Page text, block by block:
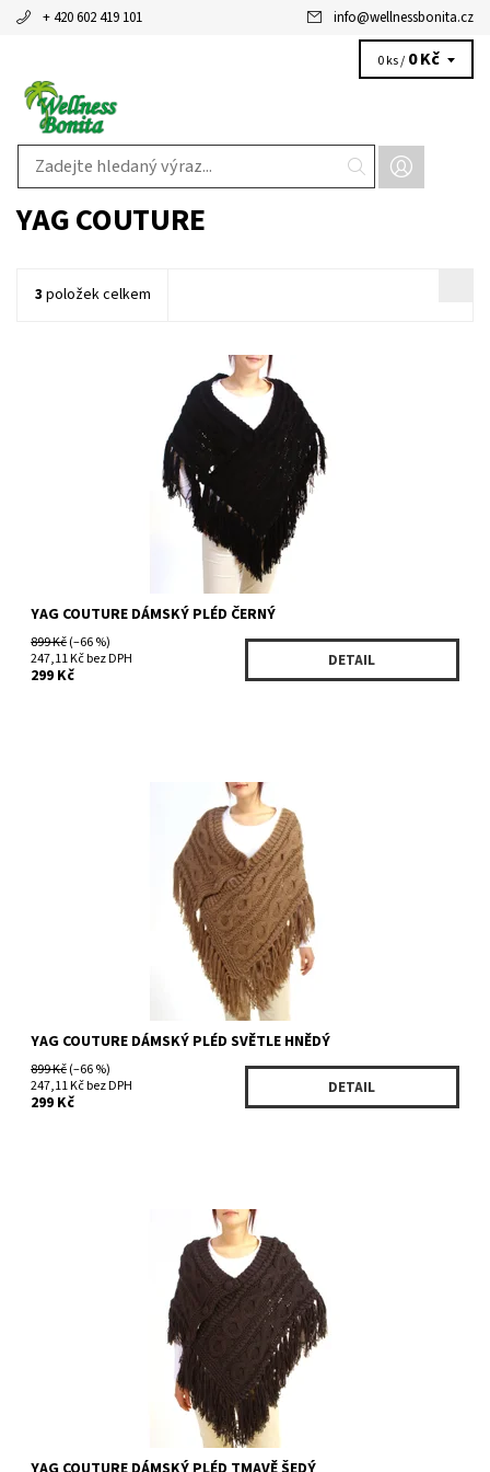
+ 420 602 419 101 info@wellnessbonita.cz
0 ks / 0 Kč
YAG COUTURE
3 položek celkem
Skladem 1 ks
2246/ONE
Yag couture
YAG COUTURE DÁMSKÝ PLÉD ČERNÝ
899 Kč(–66 %)
247,11 Kč bez DPH
299 Kč
DETAIL
Skladem 2 ks
2249/ONE
Yag couture
YAG COUTURE DÁMSKÝ PLÉD SVĚTLE HNĚDÝ
899 Kč(–66 %)
247,11 Kč bez DPH
299 Kč
DETAIL
Skladem 4 ks
2252/ONE
Yag couture